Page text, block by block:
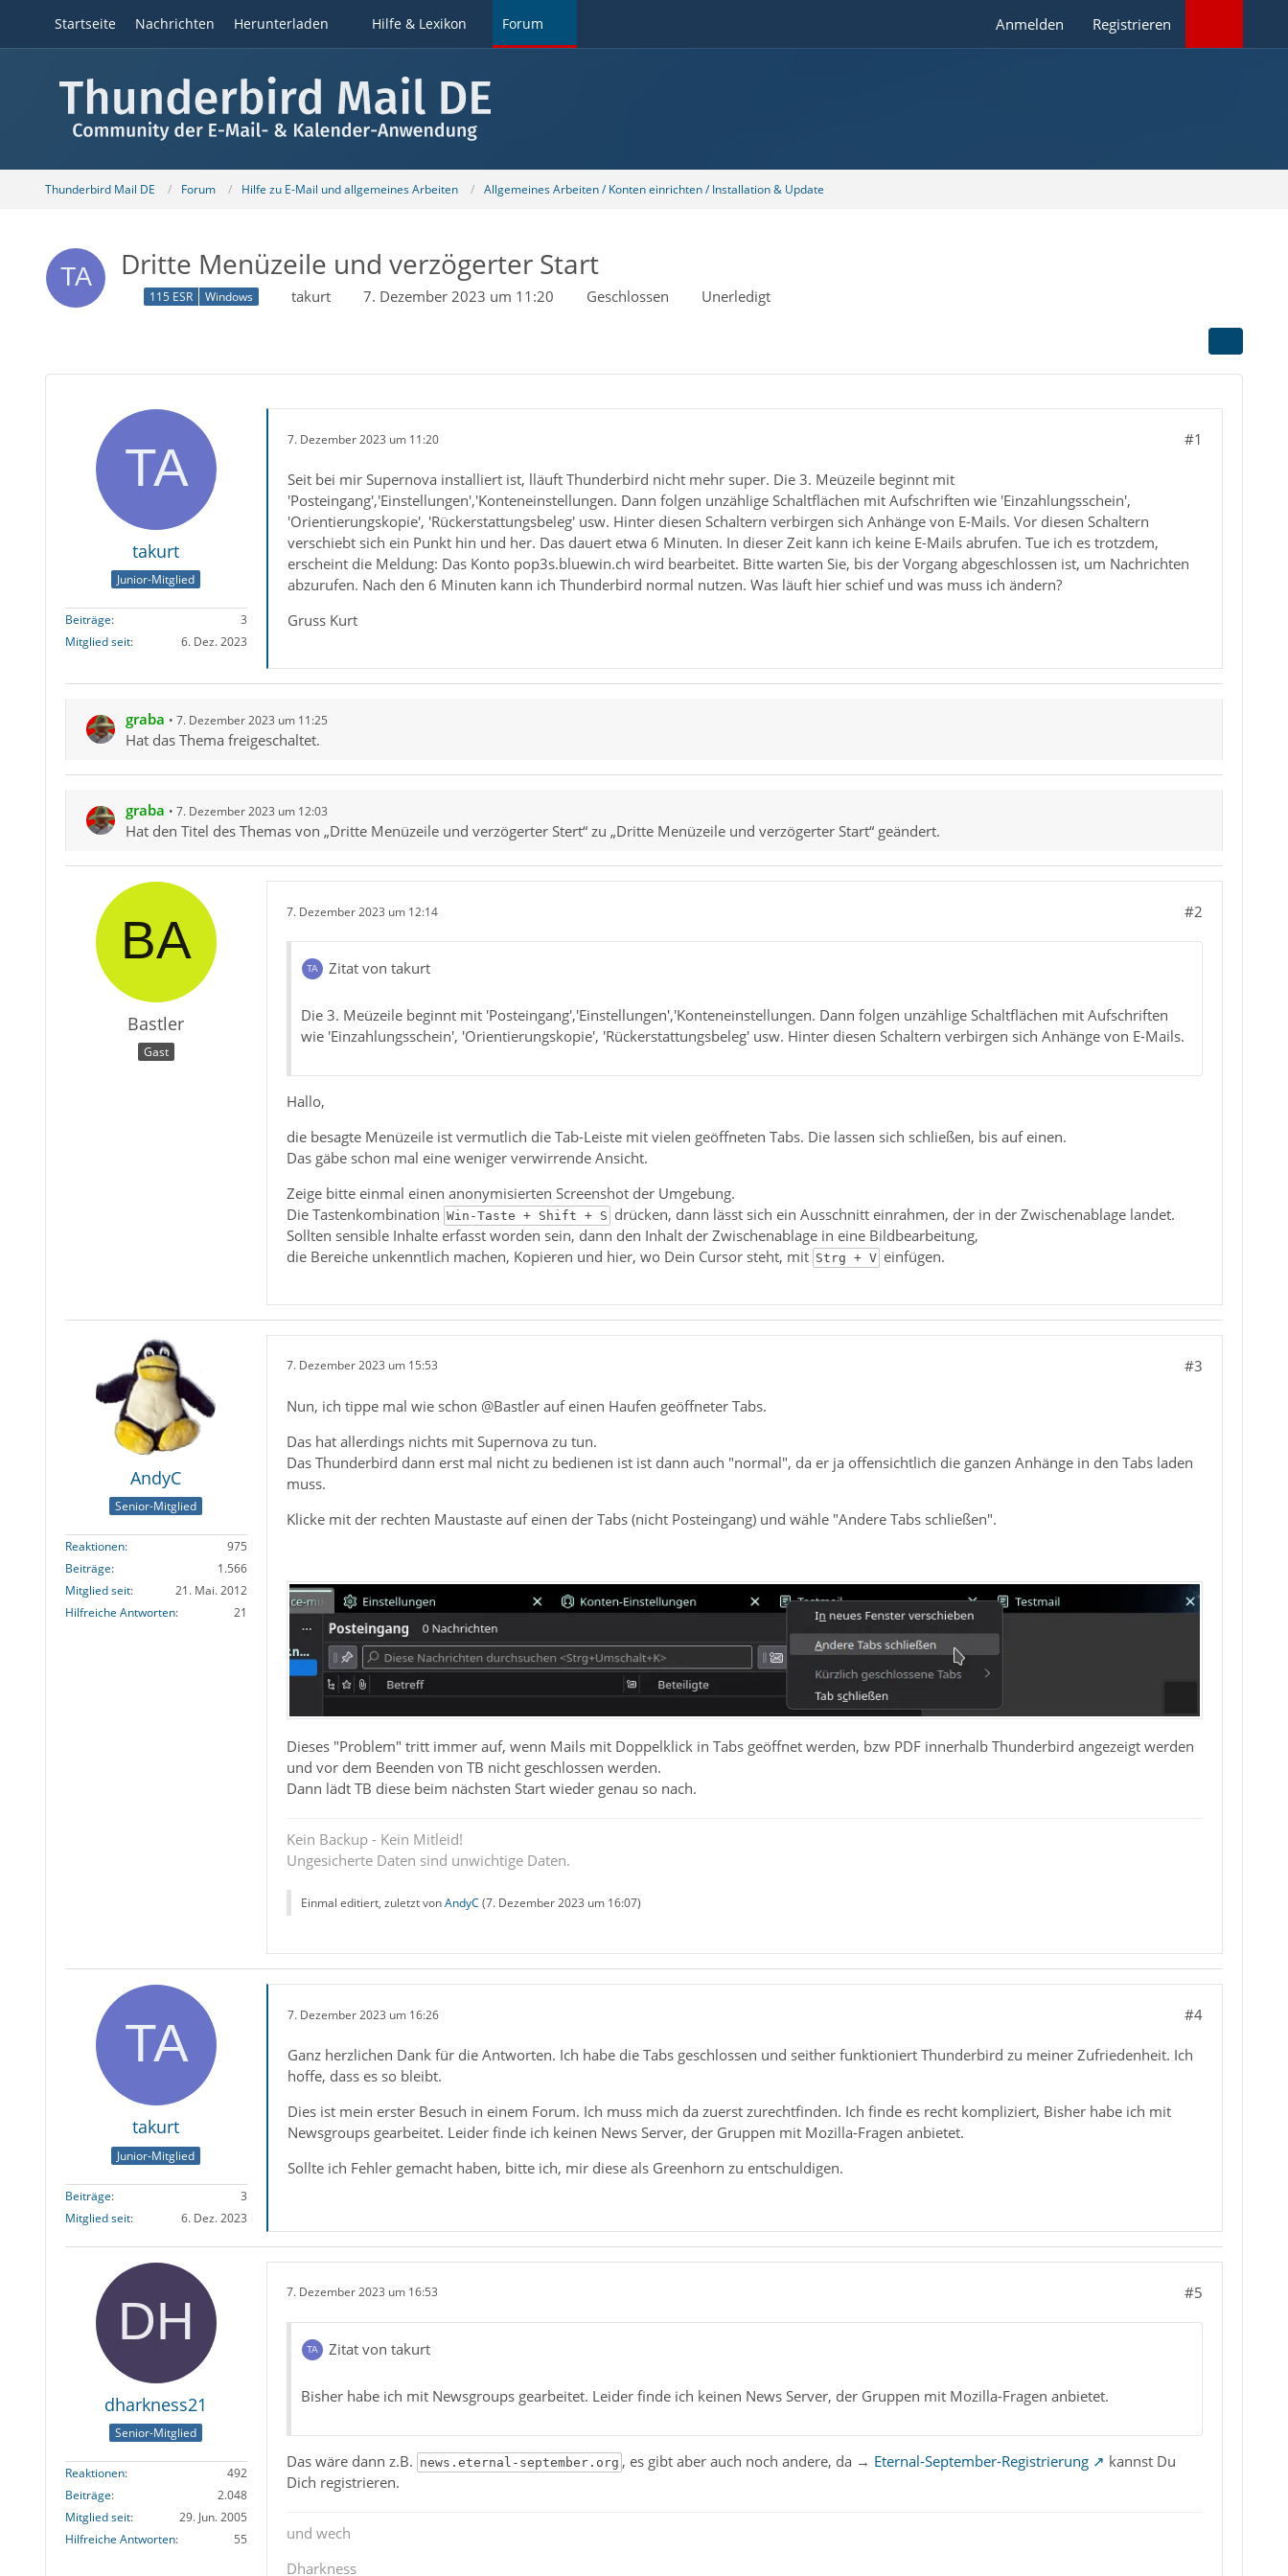
Startseite Nachrichten Herunterladen Hilfe & Lexikon Forum Anmelden Registrieren
Thunderbird Mail DE Forum Hilfe zu E-Mail und allgemeines Arbeiten Allgemeines Arbeiten / Konten einrichten / Installation & Update
Dritte Menüzeile und verzögerter Start
115 ESR Windows takurt 7. Dezember 2023 um 11:20 Geschlossen Unerledigt
takurt
Junior-Mitglied
Beiträge
3
Mitglied seit
6. Dez. 2023
7. Dezember 2023 um 11:20 #1
Seit bei mir Supernova installiert ist, lläuft Thunderbird nicht mehr super. Die 3. Meüzeile beginnt mit
'Posteingang','Einstellungen','Konteneinstellungen. Dann folgen unzählige Schaltflächen mit Aufschriften wie 'Einzahlungsschein',
'Orientierungskopie', 'Rückerstattungsbeleg' usw. Hinter diesen Schaltern verbirgen sich Anhänge von E-Mails. Vor diesen Schaltern
verschiebt sich ein Punkt hin und her. Das dauert etwa 6 Minuten. In dieser Zeit kann ich keine E-Mails abrufen. Tue ich es trotzdem,
erscheint die Meldung: Das Konto pop3s.bluewin.ch wird bearbeitet. Bitte warten Sie, bis der Vorgang abgeschlossen ist, um Nachrichten
abzurufen. Nach den 6 Minuten kann ich Thunderbird normal nutzen. Was läuft hier schief und was muss ich ändern?
Gruss Kurt
graba 7. Dezember 2023 um 11:25
Hat das Thema freigeschaltet.
graba 7. Dezember 2023 um 12:03
Hat den Titel des Themas von „Dritte Menüzeile und verzögerter Stert“ zu „Dritte Menüzeile und verzögerter Start“ geändert.
Bastler
Gast
7. Dezember 2023 um 12:14 #2
Zitat von takurt
Die 3. Meüzeile beginnt mit 'Posteingang','Einstellungen','Konteneinstellungen. Dann folgen unzählige Schaltflächen mit Aufschriften
wie 'Einzahlungsschein', 'Orientierungskopie', 'Rückerstattungsbeleg' usw. Hinter diesen Schaltern verbirgen sich Anhänge von E-Mails.
Hallo,
die besagte Menüzeile ist vermutlich die Tab-Leiste mit vielen geöffneten Tabs. Die lassen sich schließen, bis auf einen.
Das gäbe schon mal eine weniger verwirrende Ansicht.
Zeige bitte einmal einen anonymisierten Screenshot der Umgebung.
Die Tastenkombination Win-Taste + Shift + S drücken, dann lässt sich ein Ausschnitt einrahmen, der in der Zwischenablage landet.
Sollten sensible Inhalte erfasst worden sein, dann den Inhalt der Zwischenablage in eine Bildbearbeitung,
die Bereiche unkenntlich machen, Kopieren und hier, wo Dein Cursor steht, mit Strg + V einfügen.
AndyC
Senior-Mitglied
Reaktionen
975
Beiträge
1.566
Mitglied seit
21. Mai. 2012
Hilfreiche Antworten
21
7. Dezember 2023 um 15:53 #3
Nun, ich tippe mal wie schon @Bastler auf einen Haufen geöffneter Tabs.
Das hat allerdings nichts mit Supernova zu tun.
Das Thunderbird dann erst mal nicht zu bedienen ist ist dann auch "normal", da er ja offensichtlich die ganzen Anhänge in den Tabs laden
muss.
Klicke mit der rechten Maustaste auf einen der Tabs (nicht Posteingang) und wähle "Andere Tabs schließen".
Dieses "Problem" tritt immer auf, wenn Mails mit Doppelklick in Tabs geöffnet werden, bzw PDF innerhalb Thunderbird angezeigt werden
und vor dem Beenden von TB nicht geschlossen werden.
Dann lädt TB diese beim nächsten Start wieder genau so nach.
Kein Backup - Kein Mitleid!
Ungesicherte Daten sind unwichtige Daten.
Einmal editiert, zuletzt vonAndyC (7. Dezember 2023 um 16:07)
takurt
Junior-Mitglied
Beiträge
3
Mitglied seit
6. Dez. 2023
7. Dezember 2023 um 16:26 #4
Ganz herzlichen Dank für die Antworten. Ich habe die Tabs geschlossen und seither funktioniert Thunderbird zu meiner Zufriedenheit. Ich
hoffe, dass es so bleibt.
Dies ist mein erster Besuch in einem Forum. Ich muss mich da zuerst zurechtfinden. Ich finde es recht kompliziert, Bisher habe ich mit
Newsgroups gearbeitet. Leider finde ich keinen News Server, der Gruppen mit Mozilla-Fragen anbietet.
Sollte ich Fehler gemacht haben, bitte ich, mir diese als Greenhorn zu entschuldigen.
dharkness21
Senior-Mitglied
Reaktionen
492
Beiträge
2.048
Mitglied seit
29. Jun. 2005
Hilfreiche Antworten
55
7. Dezember 2023 um 16:53 #5
Zitat von takurt
Bisher habe ich mit Newsgroups gearbeitet. Leider finde ich keinen News Server, der Gruppen mit Mozilla-Fragen anbietet.
Das wäre dann z.B. news.eternal-september.org , es gibt aber auch noch andere, da → Eternal-September-Registrierung
kannst Du
Dich registrieren.
und wech
Dharkness